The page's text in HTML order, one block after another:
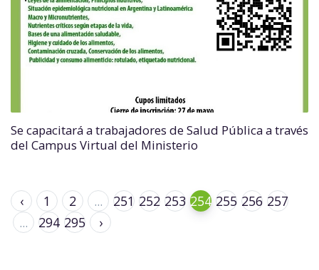
Se capacitará a trabajadores de Salud Pública a través
del Campus Virtual del Ministerio
‹ 1 2 ... 251 252 253 254 255 256 257
...
294 295 ›